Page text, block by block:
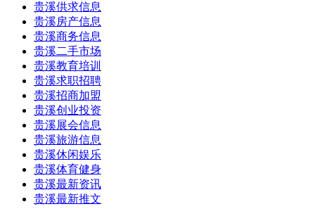
贵溪供求信息
贵溪房产信息
贵溪商务信息
贵溪二手市场
贵溪教育培训
贵溪求职招聘
贵溪招商加盟
贵溪创业投资
贵溪展会信息
贵溪旅游信息
贵溪休闲娱乐
贵溪体育健身
贵溪最新资讯
贵溪最新推文